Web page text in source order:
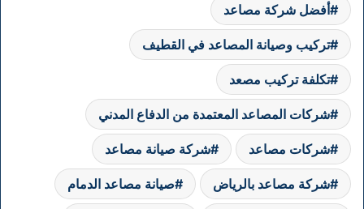
أفضل شركة مصاعد
تركيب وصيانة المصاعد في القطيف
تكلفة تركيب مصعد
شركات المصاعد المعتمدة من الدفاع المدني
شركات مصاعد شركة صيانة مصاعد
شركة مصاعد بالرياض صيانة مصاعد الدمام